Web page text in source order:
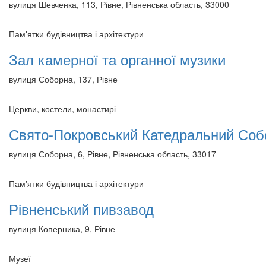
вулиця Шевченка, 113, Рівне, Рівненська область, 33000
Пам'ятки будівництва і архітектури
Зал камерної та органної музики
вулиця Соборна, 137, Рівне
Церкви, костели, монастирі
Свято-Покровський Катедральний
вулиця Соборна, 6, Рівне, Рівненська область, 33017
Пам'ятки будівництва і архітектури
Рівненський пивзавод
вулиця Коперника, 9, Рівне
Музеї